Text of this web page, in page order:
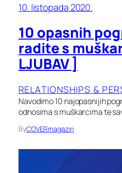
10. listopada 2020.
10 opasnih
radite s
LJUBAV ]
RELATIONSHIPS &
Navodimo 10 najopasnijih
odnosima s muškarcima te
ByCOVERmagazin